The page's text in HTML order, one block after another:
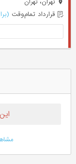
قرارداد تمام‌وقت